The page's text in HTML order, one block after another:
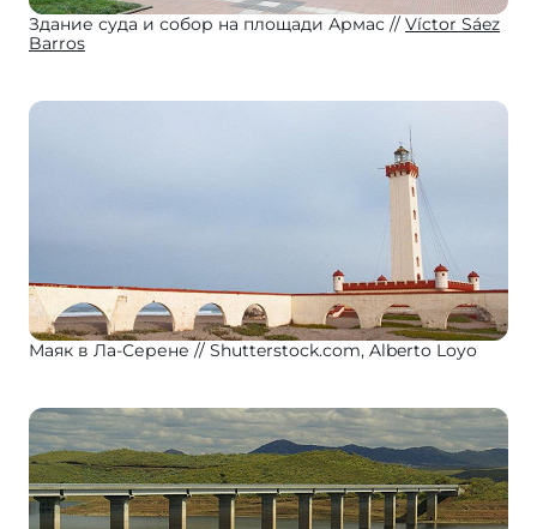
Здание суда и собор на площади Армас
Víctor Sáez
Barros
Маяк в Ла-Серене Shutterstock.com, Alberto Loyo